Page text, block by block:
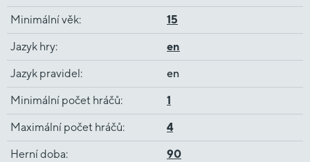
Minimální věk: 15
Jazyk hry: en
Jazyk pravidel: en
Minimální počet hráčů: 1
Maximální počet hráčů: 4
Herní doba: 90